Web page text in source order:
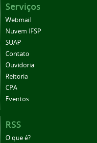
Serviços
Webmail
Nuvem IFSP
SUAP
Contato
Ouvidoria
Reitoria
CPA
Eventos
RSS
O que é?